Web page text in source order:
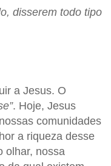
disserem todo tipo
a Jesus. O
. Hoje, Jesus
comunidades
a riqueza desse
olhar, nossa